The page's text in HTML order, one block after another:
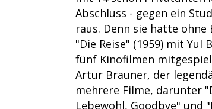
Abschluss - gegen ein
raus. Denn sie hatte
"Die Reise" (1959) mit
fünf Kinofilmen
Artur Brauner, der
mehrere Filme, darunter
Lebewohl, Goodbye" und